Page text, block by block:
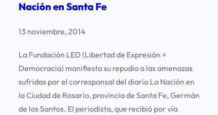
Nación en Santa Fe
13 noviembre, 2014
La Fundación LED (Libertad de Expresión +
Democracia) manifiesta su repudio a las amenazas
sufridas por el corresponsal del diario La Nación en
la Ciudad de Rosario, provincia de Santa Fe, Germán
de los Santos. El periodista, que recibió por vía